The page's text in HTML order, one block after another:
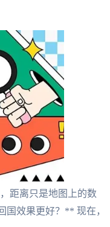
距离只是地图上的数
国效果更好？** 现在，